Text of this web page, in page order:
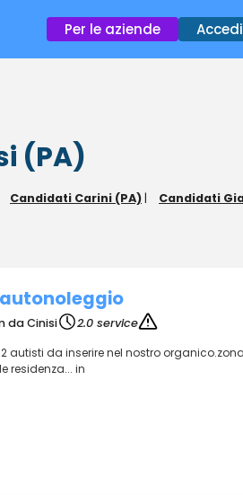
Per le aziende Accedi
(PA)
Candidati Carini (PA) | Candidati
da Cinisi
2.0 service
autisti da inserire nel nostro
residenza... in